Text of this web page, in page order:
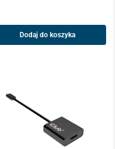
Dodaj do koszyka